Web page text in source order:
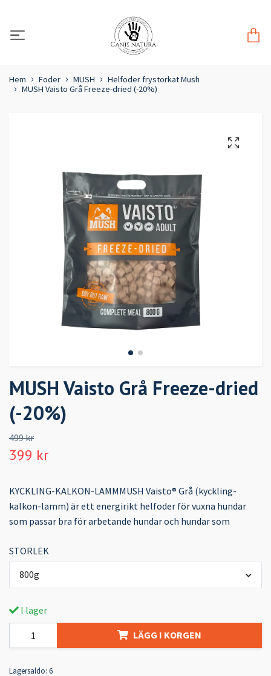
Hem Foder MUSH
Helfoder frystorkat Mush
MUSH Vaisto Grå Freeze-dried (-20%)
MUSH Vaisto Grå Freeze-dried
(-20%)
499 kr
399 kr
KYCKLING-KALKON-LAMMMUSH Vaisto® Grå (kyckling-
kalkon-lamm) är ett energirikt helfoder för vuxna hundar
som passar bra för arbetande hundar och hundar som
STORLEK
800g
I lager
LÄGG I KORGEN
Lagersaldo: 6